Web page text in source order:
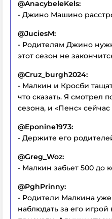
@AnacybeleKels:
- Джино Машино
@JuciesM:
- Родителям Джино
этот сезон не
@Cruz_burgh2024:
- Малкин и Кросби
что сказать. Я смотрел
сезона, и «Пенс»
@Eponine1973:
- Держите его
@Greg_Woz:
- Малкин забьет 500 до
@PghPrinny:
- Родители Малкина
наблюдать за его